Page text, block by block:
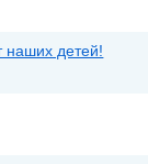
наших детей!